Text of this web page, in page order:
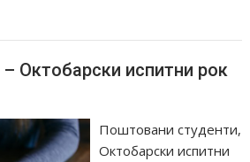
Октобарски испитни рок
Поштовани студенти,
Oктобарски испитни